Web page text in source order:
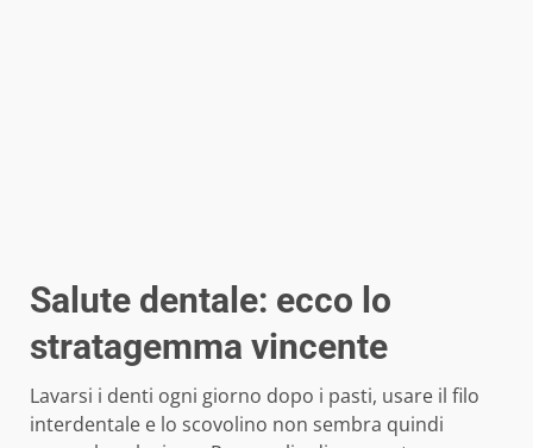
Salute dentale: ecco lo
stratagemma vincente
Lavarsi i denti ogni giorno dopo i pasti, usare il filo
interdentale e lo scovolino non sembra quindi